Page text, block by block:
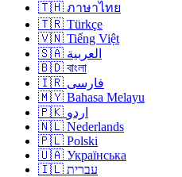
🇹🇭 ภาษาไทย
🇹🇷 Türkçe
🇻🇳 Tiếng Việt
🇸🇦 العربية
🇧🇩 বাংলা
🇮🇷 فارسی
🇲🇾 Bahasa Melayu
🇵🇰 اردو
🇳🇱 Nederlands
🇵🇱 Polski
🇺🇦 Українська
🇮🇱 עברית